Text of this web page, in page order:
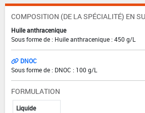
COMPOSITION (DE LA SPÉCIALITÉ) EN
Huile anthracenique
Sous forme de : Huile anthracenique : 450 g/L
DNOC
Sous forme de : DNOC : 100 g/L
FORMULATION
Liquide